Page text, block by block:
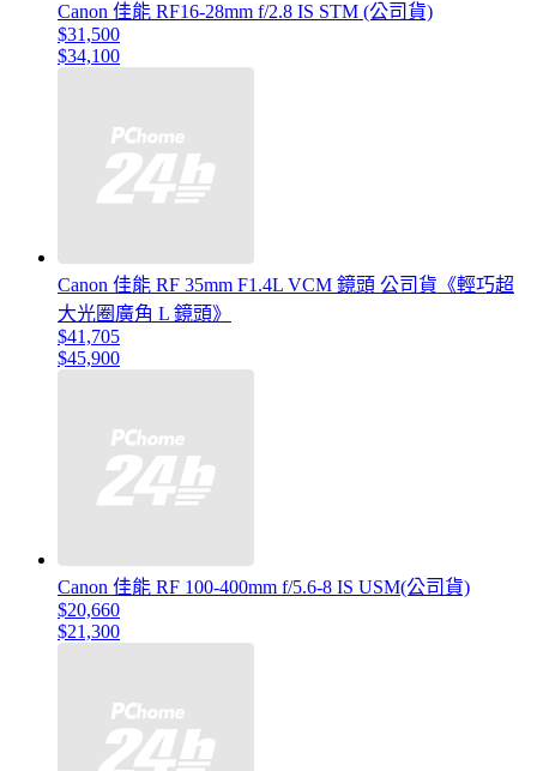
Canon 佳能 RF16-28mm f/2.8 IS STM (公司貨)
$31,500
$34,100
Canon 佳能 RF 35mm F1.4L VCM 鏡頭 公司貨《輕巧超
大光圈廣角 L 鏡頭》
$41,705
$45,900
Canon 佳能 RF 100-400mm f/5.6-8 IS USM(公司貨)
$20,660
$21,300